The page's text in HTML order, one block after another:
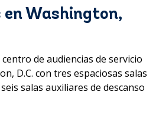
Washington,
de audiencias de servicio
D.C. con tres espaciosas salas
salas auxiliares de descanso